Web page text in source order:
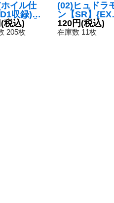
イル仕
収録)ポ
ン【C】
047}
(税込)
205枚
(02)ヒュドラ
ン【SR】
045}《緑》
120円(税込)
在庫数 11枚